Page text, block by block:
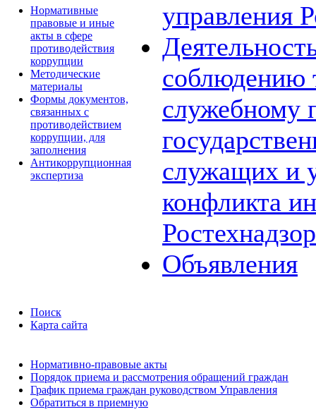
Нормативные
правовые и иные
акты в сфере
противодействия
коррупции
Методические
материалы
Формы документов,
связанных с
противодействием
коррупции, для
заполнения
Антикоррупционная
экспертиза
управления
соблюдению
служебному
служащих и
конфликта
Объявления
Поиск
Карта сайта
Нормативно-правовые акты
Порядок приема и рассмотрения обращений граждан
График приема граждан руководством Управления
Обратиться в приемную